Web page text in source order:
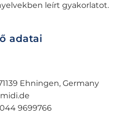
leírt gyakorlatot.
adatai
Ehningen, Germany
9699766